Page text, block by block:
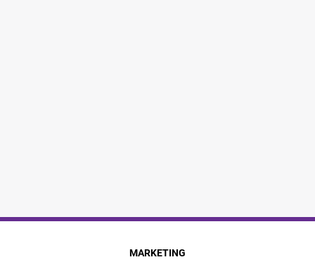
MARKETING